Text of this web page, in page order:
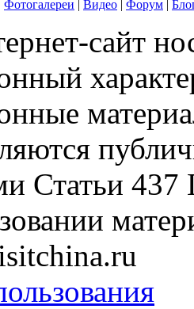
Фотогалереи Видео Форум
сайт
Статьи 437